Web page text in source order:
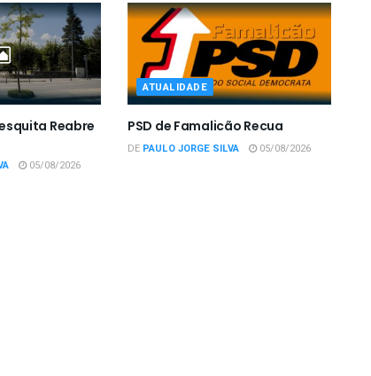
Reabre
05/08/2026
ATUALIDADE
PSD de Famalicão Recua
DE PAULO JORGE SILVA 05/08/2026